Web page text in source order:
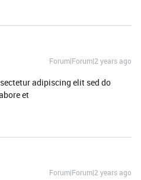
Forum|Forum|2 years ago
adipiscing elit sed do
et
Forum|Forum|2 years ago